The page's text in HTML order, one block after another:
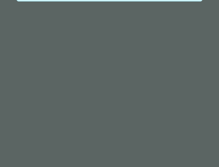
ОФИЦИАЛЬНЫЙ ВЕСТНИК
городской среды